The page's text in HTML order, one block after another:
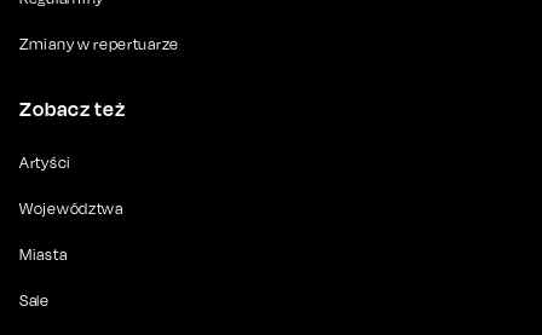
Zmiany w repertuarze
Zobacz też
Artyści
Województwa
Miasta
Sale